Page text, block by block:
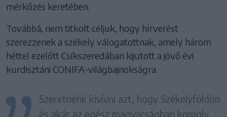
mérkőzés keretében.
Továbbá, nem titkolt céljuk, hogy hírverést
szerezzenek a székely válogatottnak, amely három
héttel ezelőtt Csíkszeredában kijutott a jövő évi
kurdisztáni CONIFA-világbajnokságra.
Szeretnénk kivívni azt, hogy Székelyföldön
és akár az egész magyarságban komoly